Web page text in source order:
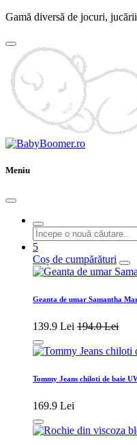
Gamă diversă de jocuri,
Meniu
5
Coș de cumpărături
Geanta de umar Samantha
139.9 Lei 194.0 Lei
Tommy Jeans chiloti de baie
169.9 Lei